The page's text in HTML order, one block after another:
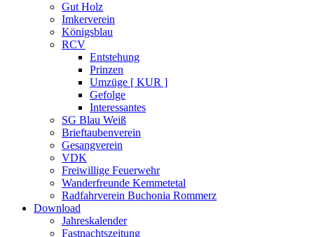
Gut Holz
Imkerverein
Königsblau
RCV
Entstehung
Prinzen
Umzüge [ KUR ]
Gefolge
Interessantes
SG Blau Weiß
Brieftaubenverein
Gesangverein
VDK
Freiwillige Feuerwehr
Wanderfreunde Kemmetetal
Radfahrverein Buchonia Rommerz
Download
Jahreskalender
Fastnachtszeitung